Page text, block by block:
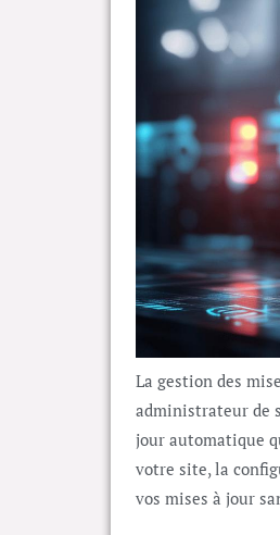
La gestion des
administrateur de
jour automatique
votre site, la
vos mises à jour